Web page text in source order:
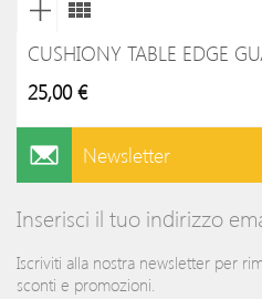
CUSHIONY TABLE EDGE
25,00 €
Newsletter
Inserisci il tuo indirizzo
Iscriviti alla nostra newsletter per
sconti e promozioni.